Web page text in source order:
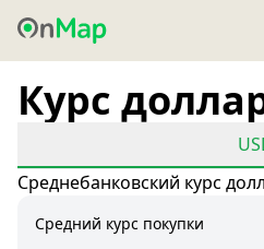
Курс
Среднебанковский курс
Средний курс покупки